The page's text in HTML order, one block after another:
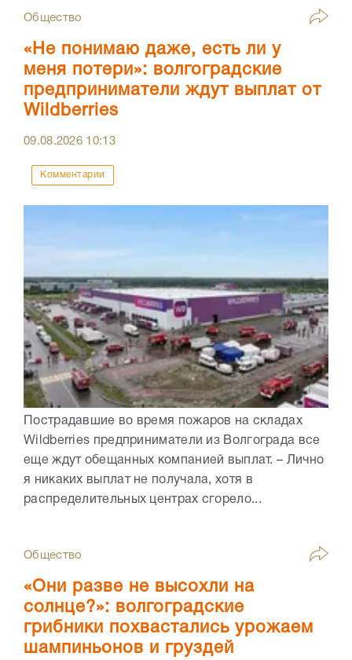
Общество
«Не понимаю даже, есть ли у
меня потери»: волгоградские
предприниматели ждут выплат от
Wildberries
09.08.2026 10:13
Комментарии
Пострадавшие во время пожаров на складах
Wildberries предприниматели из Волгограда все
еще ждут обещанных компанией выплат. – Лично
я никаких выплат не получала, хотя в
распределительных центрах сгорело...
Общество
«Они разве не высохли на
солнце?»: волгоградские
грибники похвастались урожаем
шампиньонов и груздей